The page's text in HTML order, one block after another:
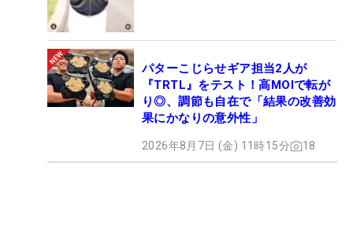
パターこじらせギア担当2人が
『TRTL』をテスト！高MOIで転が
り◎、調節も自在で「結果の改善効
果にかなりの意外性」
2026年8月7日 (金) 11時15分 18